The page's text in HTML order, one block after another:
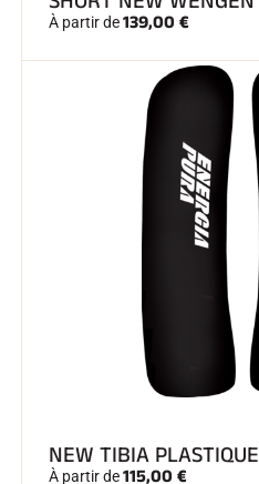
À partir de139,00 €
NEW TIBIA PLASTIQUE
À partir de115,00 €